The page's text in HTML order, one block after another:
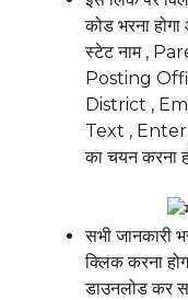
कोड भरना
स्टेट नाम ,
Posting
District ,
Text ,
का चयन करना
सभी जानकारी
क्लिक करना
डाउनलोड कर